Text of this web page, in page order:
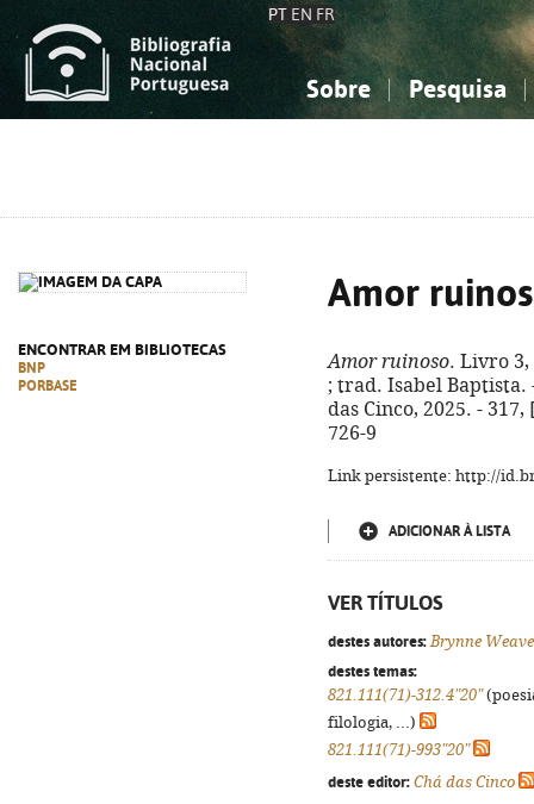
PT EN FR
Sobre Pesquisa
ENCONTRAR EM BIBLIOTECAS
BNP
PORBASE
Amor
Amor ruinoso. Livro
; trad. Isabel Baptista.
das Cinco, 2025. -
726-9
Link persistente: http://
ADICIONAR À LISTA
VER TÍTULOS
destes autores: Brynne
destes temas:
821.111(71)-312.4"20"
filologia, ...)
821.111(71)-993"20"
deste editor: Chá das Cinco